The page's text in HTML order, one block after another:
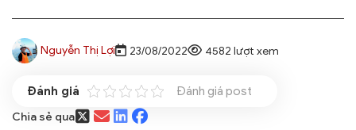
Nguyễn Thị Lợi 23/08/2022 4582 lượt xem
Đánh giá post
Chia sẻ qua